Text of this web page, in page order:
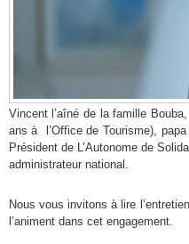
Vincent l’aîné de la famille
ans à l’Office de Tourisme),
Président de L’Autonome de
administrateur national.
Nous vous invitons à lire
l’animent dans cet engagement.